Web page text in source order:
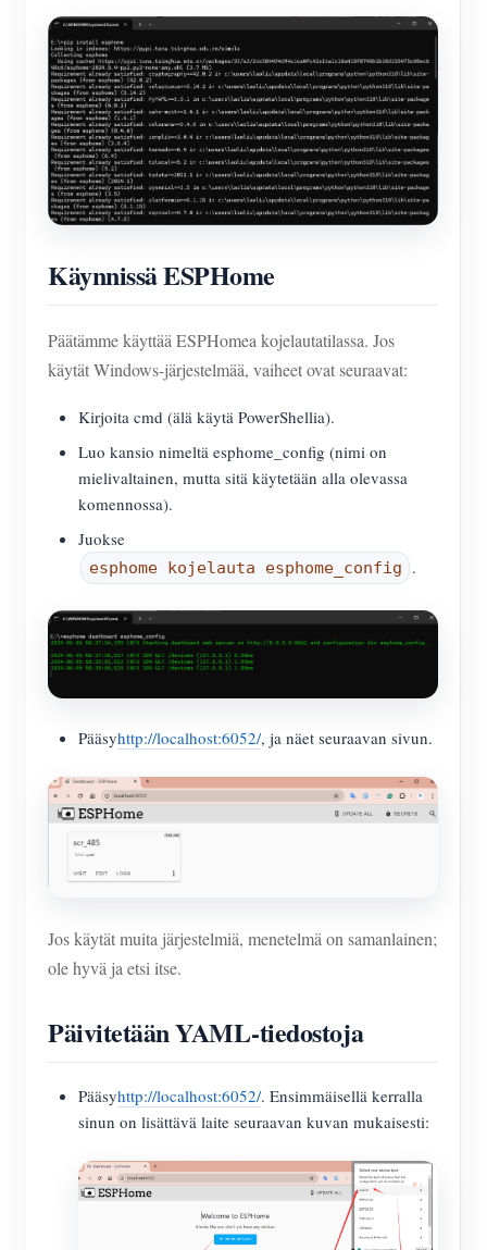
Käynnissä ESPHome
Päätämme käyttää ESPHomea kojelautatilassa. Jos
käytät Windows-järjestelmää, vaiheet ovat seuraavat:
Kirjoita cmd (älä käytä PowerShellia).
Luo kansio nimeltä esphome_config (nimi on
mielivaltainen, mutta sitä käytetään alla olevassa
komennossa).
Juokse
esphome kojelauta esphome_config .
Pääsyhttp://localhost:6052/, ja näet seuraavan sivun.
Jos käytät muita järjestelmiä, menetelmä on samanlainen;
ole hyvä ja etsi itse.
Päivitetään YAML-tiedostoja
Pääsyhttp://localhost:6052/. Ensimmäisellä kerralla
sinun on lisättävä laite seuraavan kuvan mukaisesti: